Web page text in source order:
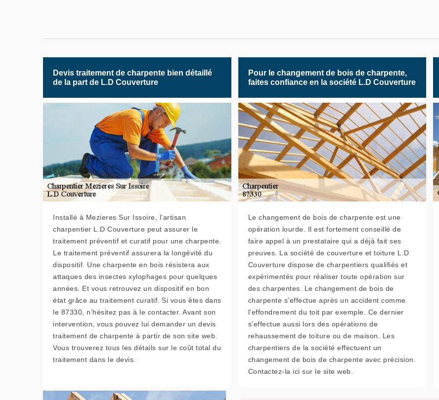
Devis traitement de charpente bien détaillé
de la part de L.D Couverture
Installé à Mezieres Sur Issoire, l’artisan
charpentier L.D Couverture peut assurer le
traitement préventif et curatif pour une charpente.
Le traitement préventif assurera la longévité du
dispositif. Une charpente en bois résistera aux
attaques des insectes xylophages pour quelques
années. Et vous retrouvez un dispositif en bon
état grâce au traitement curatif. Si vous êtes dans
le 87330, n’hésitez pas à le contacter. Avant son
intervention, vous pouvez lui demander un devis
traitement de charpente à partir de son site web.
Vous trouverez tous les détails sur le coût total du
traitement dans le devis.
Pour le changement de bois de charpente,
faites confiance en la société L.D Couverture
Le changement de bois de charpente est une
opération lourde. Il est fortement conseillé de
faire appel à un prestataire qui a déjà fait ses
preuves. La société de couverture et toiture L.D
Couverture dispose de charpentiers qualifiés et
expérimentés pour réaliser toute opération sur
des charpentes. Le changement de bois de
charpente s’effectue après un accident comme
l’effondrement du toit par exemple. Ce dernier
s’effectue aussi lors des opérations de
rehaussement de toiture ou de maison. Les
charpentiers de la société effectuent un
changement de bois de charpente avec précision.
Contactez-la ici sur le site web.